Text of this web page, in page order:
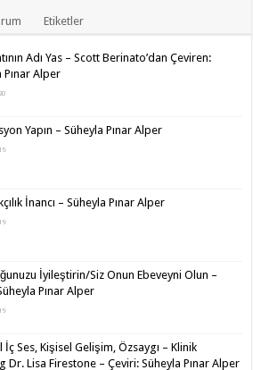
Etiketler
Adı Yas – Scott Berinato’dan Çeviren:
Pınar Alper
Yapın – Süheyla Pınar Alper
İnancı – Süheyla Pınar Alper
İyileştirin/Siz Onun Ebeveyni Olun –
Pınar Alper
İç Ses, Kişisel Gelişim, Özsaygı – Klinik
Dr. Lisa Firestone – Çeviri: Süheyla Pınar Alper